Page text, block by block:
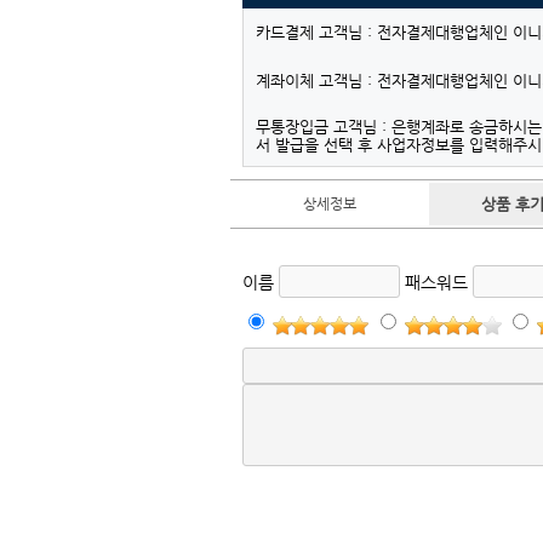
카드결제 고객님 : 전자결제대행업체인 이
계좌이체 고객님 : 전자결제대행업체인 이
무통장입금 고객님 : 은행계좌로 송금하시
서 발급을 선택 후 사업자정보를 입력해주
상세정보 상품 후
이름 패스워드